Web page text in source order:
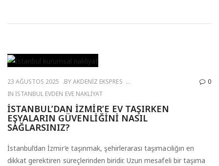
23 AĞUSTOS 2025 BYAKDENIZ EKSPRES
INİSTANBUL EVDEN EVE NAKLIYAT
0
İSTANBUL’DAN İZMIR’E EV TAŞIRKEN
EŞYALARIN GÜVENLIĞINI NASIL
SAĞLARSINIZ?
İstanbul’dan İzmir’e taşınmak, şehirlerarası taşımacılığın en
dikkat gerektiren süreçlerinden biridir. Uzun mesafeli bir taşıma